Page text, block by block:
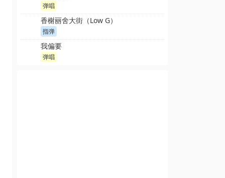
弹唱
香榭丽舍大街（Low G）
指弹
我偏要
弹唱